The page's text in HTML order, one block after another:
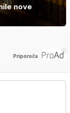
nove
Priporoča